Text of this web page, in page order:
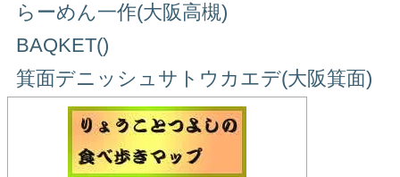
らーめん一作(大阪高槻)
BAQKET()
箕面デニッシュサトウカエデ(大阪箕面)